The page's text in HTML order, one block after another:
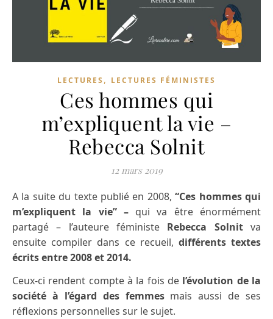
LECTURES , LECTURES FÉMINISTES
Ces hommes qui
m’expliquent la vie –
Rebecca Solnit
12 mars 2019
A la suite du texte publié en 2008,“Ces hommes qui
m’expliquent la vie” – qui va être énormément
partagé – l’auteure féministe Rebecca Solnitva
ensuite compiler dans ce recueil, différents textes
écrits entre 2008 et 2014.
Ceux-ci rendent compte à la fois de l’évolution de la
société à l’égard des femmesmais aussi de ses
réflexions personnelles sur le sujet.